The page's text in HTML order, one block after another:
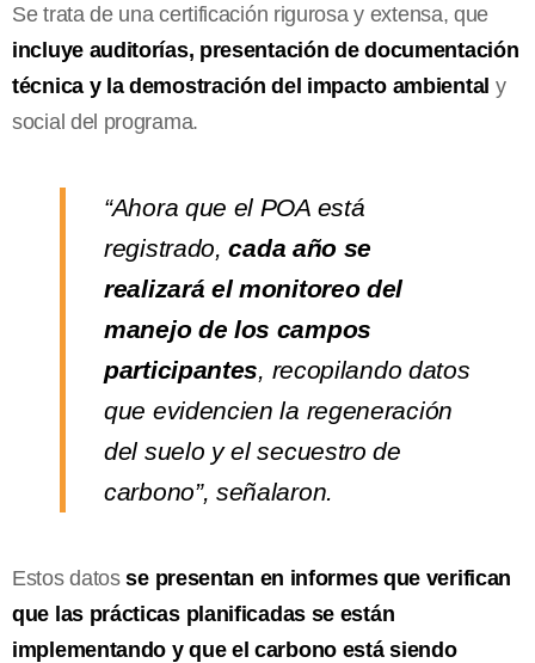
Se trata de una certificación rigurosa y extensa, que
incluye auditorías, presentación de documentación
técnica y la demostración del impacto ambiental y
social del programa.
“Ahora que el POA está
registrado,cada año se
realizará el monitoreo del
manejo de los campos
participantes, recopilando datos
que evidencien la regeneración
del suelo y el secuestro de
carbono”, señalaron.
Estos datosse presentan en informes que verifican
que las prácticas planificadas se están
implementando y que el carbono está siendo